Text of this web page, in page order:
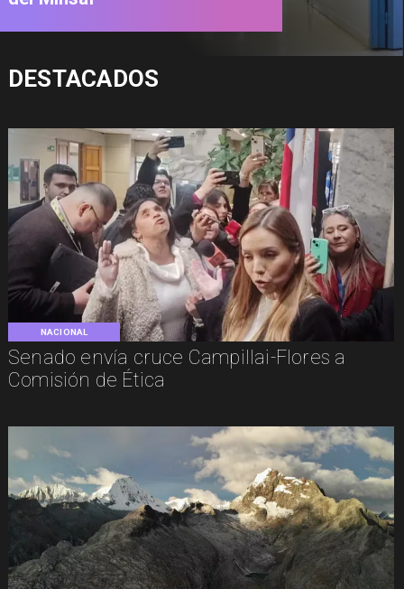
NACIONAL
Senado envía cruce Campillai-Flores a
Comisión de Ética
DESTACADOS